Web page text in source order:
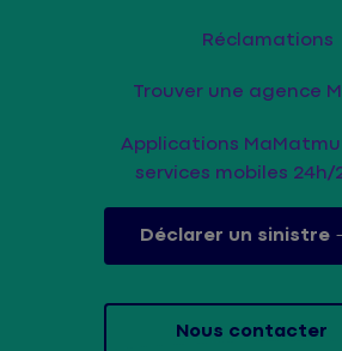
Réclamations
Trouver une agence
Applications
services mobiles 24h/
Déclarer un sinistre
Nous contacter